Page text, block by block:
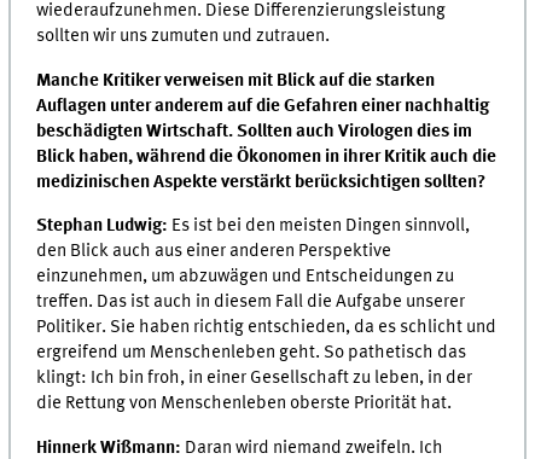
wiederaufzunehmen. Diese Differenzierungsleistung
sollten wir uns zumuten und zutrauen.
Manche Kritiker verweisen mit Blick auf die starken
Auflagen unter anderem auf die Gefahren einer nachhaltig
beschädigten Wirtschaft. Sollten auch Virologen dies im
Blick haben, während die Ökonomen in ihrer Kritik auch die
medizinischen Aspekte verstärkt berücksichtigen sollten?
Stephan Ludwig: Es ist bei den meisten Dingen sinnvoll,
den Blick auch aus einer anderen Perspektive
einzunehmen, um abzuwägen und Entscheidungen zu
treffen. Das ist auch in diesem Fall die Aufgabe unserer
Politiker. Sie haben richtig entschieden, da es schlicht und
ergreifend um Menschenleben geht. So pathetisch das
klingt: Ich bin froh, in einer Gesellschaft zu leben, in der
die Rettung von Menschenleben oberste Priorität hat.
Hinnerk Wißmann: Daran wird niemand zweifeln. Ich